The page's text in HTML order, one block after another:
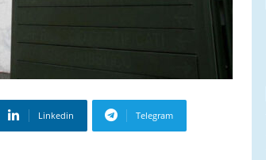
Linkedin Telegram